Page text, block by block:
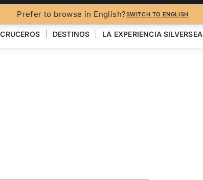
Prefer to browse in English?SWITCH TO ENGLISH
DESTINOS LA EXPERIENCIA SILVERSEA